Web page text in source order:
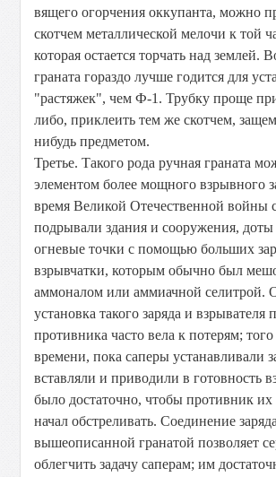
вящего огорчения оккупанта, можно
скотчем металлической мелочи к той
которая остается торчать над землей.
граната гораздо лучше годится для
"растяжек", чем Ф-1. Трубку проще
либо, приклеить тем же скотчем,
нибудь предметом.
Третье. Такого рода ручная граната
элементом более мощного взрывного
время Великой Отечественной войны
подрывали здания и сооружения, доты
огневые точки с помощью больших
взрывчатки, которым обычно был
аммоналом или аммиачной селитрой.
установка такого заряда и взрывателя
противника часто вела к потерям;
времени, пока саперы устанавливали
вставляли и приводили в готовность
было достаточно, чтобы противник их
начал обстреливать. Соединение
вышеописанной гранатой позволяет
облегчить задачу саперам; им